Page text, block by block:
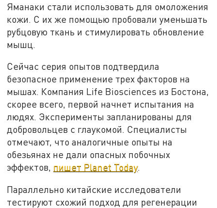
Яманаки стали использовать для омоложения
кожи. С их же помощью пробовали уменьшать
рубцовую ткань и стимулировать обновление
мышц.
Сейчас серия опытов подтвердила
безопасное применение трех факторов на
мышах. Компания Life Biosciences из Бостона,
скорее всего, первой начнет испытания на
людях. Эксперименты запланированы для
добровольцев с глаукомой. Специалисты
отмечают, что аналогичные опыты на
обезьянах не дали опасных побочных
эффектов, пишет Planet Today.
Параллельно китайские исследователи
тестируют схожий подход для регенерации